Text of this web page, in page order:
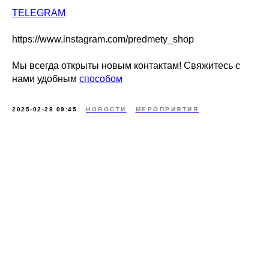
TELEGRAM
https://www.instagram.com/predmety_shop
Мы всегда открыты новым контактам! Свяжитесь с
нами удобным способом
2025-02-28 09:45 НОВОСТИ МЕРОПРИЯТИЯ